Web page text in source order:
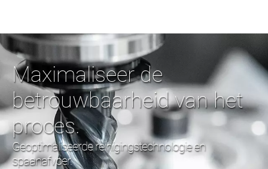
Maximaliseer de
betrouwbaarheid van het
proces.
Geoptimaliseerde reinigingstechnologie en
spaanafvoer.